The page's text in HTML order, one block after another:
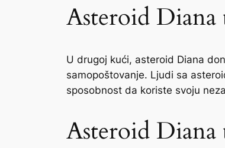
Asteroid
U drugoj kući, asteroid Diana
samopoštovanje. Ljudi sa
sposobnost da koriste svoju
Asteroid